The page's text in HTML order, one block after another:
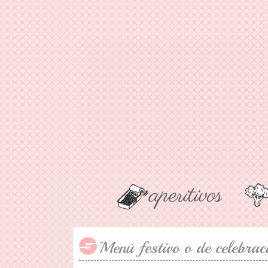
Menú festivo o de